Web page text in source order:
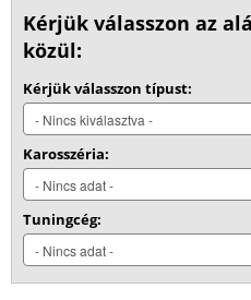
Kérjük válasszon az
közül:
Kérjük válasszon típust:
Karosszéria:
Tuningcég: